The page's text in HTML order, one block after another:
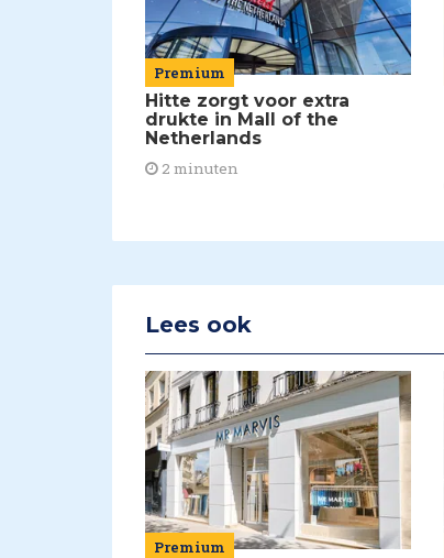
Premium
Hitte zorgt voor extra
drukte in Mall of the
Netherlands
2 minuten
Lees ook
Premium